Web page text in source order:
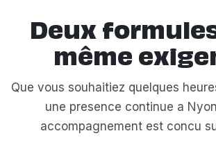
Deux
même
Que vous souhaitiez quelques
une presence continue a
accompagnement est concu